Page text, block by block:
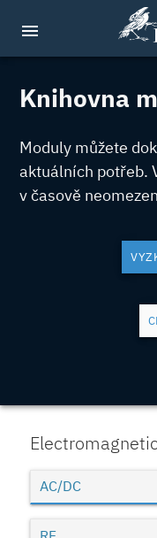
menu
Knihovna
Moduly můžete
aktuálních potřeb.
v časově
AC/DC